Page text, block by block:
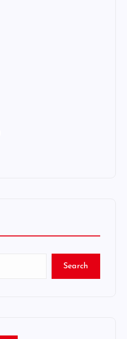
Search